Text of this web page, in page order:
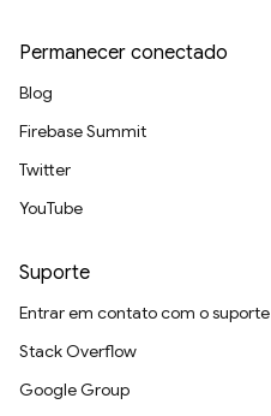
Permanecer conectado
Blog
Firebase Summit
Twitter
YouTube
Suporte
Entrar em contato com o suporte
Stack Overflow
Google Group